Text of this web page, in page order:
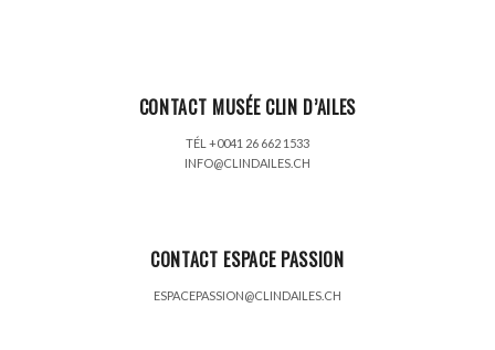
CONTACT MUSÉE CLIN D’AILES
TÉL +0041 26 662 1533
INFO@CLINDAILES.CH
CONTACT ESPACE PASSION
ESPACEPASSION@CLINDAILES.CH